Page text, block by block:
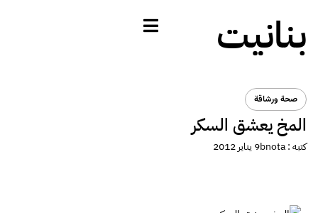
بنانيت
صحة ورشاقة
المخ يعشق السكر
كتبه :bnota9 يناير 2012